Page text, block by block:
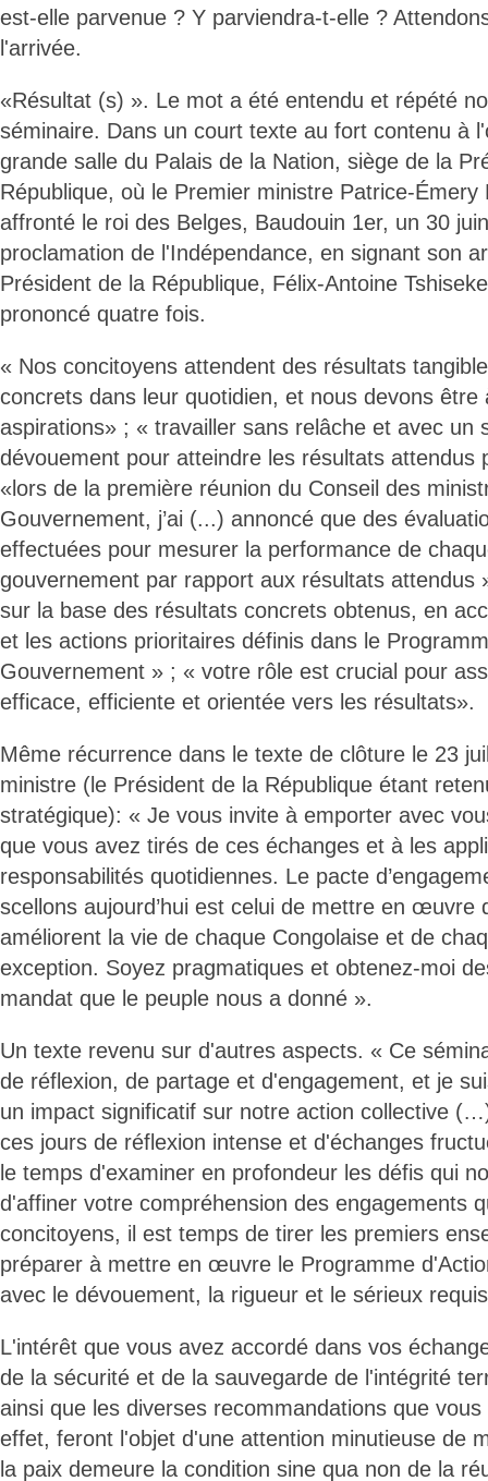
est-elle parvenue ? Y parviendra-t-elle ?
l'arrivée.
«Résultat (s) ». Le mot a été entendu et répété
séminaire. Dans un court texte au fort contenu à
grande salle du Palais de la Nation, siège de la
République, où le Premier ministre Patrice-Émery
affronté le roi des Belges, Baudouin 1er, un 30
proclamation de l'Indépendance, en signant son
Président de la République, Félix-Antoine
prononcé quatre fois.
« Nos concitoyens attendent des résultats
concrets dans leur quotidien, et nous devons être
aspirations» ; « travailler sans relâche et avec un
dévouement pour atteindre les résultats attendus
«lors de la première réunion du Conseil des
Gouvernement, j’ai (...) annoncé que des
effectuées pour mesurer la performance de
gouvernement par rapport aux résultats attendus
sur la base des résultats concrets obtenus, en
et les actions prioritaires définis dans le
Gouvernement » ; « votre rôle est crucial pour
efficace, efficiente et orientée vers les résultats».
Même récurrence dans le texte de clôture le 23
ministre (le Président de la République étant
stratégique): « Je vous invite à emporter avec
que vous avez tirés de ces échanges et à les
responsabilités quotidiennes. Le pacte
scellons aujourd’hui est celui de mettre en œuvre
améliorent la vie de chaque Congolaise et de
exception. Soyez pragmatiques et obtenez-moi
mandat que le peuple nous a donné ».
Un texte revenu sur d'autres aspects. « Ce
de réflexion, de partage et d'engagement, et je
un impact significatif sur notre action collective
ces jours de réflexion intense et d'échanges
le temps d'examiner en profondeur les défis qui
d'affiner votre compréhension des engagements
concitoyens, il est temps de tirer les premiers
préparer à mettre en œuvre le Programme
avec le dévouement, la rigueur et le sérieux
L'intérêt que vous avez accordé dans vos
de la sécurité et de la sauvegarde de l'intégrité
ainsi que les diverses recommandations que
effet, feront l'objet d'une attention minutieuse de
la paix demeure la condition sine qua non de la